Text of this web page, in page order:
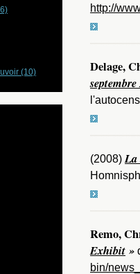
http://
Delage,
septembre
(2008) La
Remo,
Exhibit »
bin/
(10)